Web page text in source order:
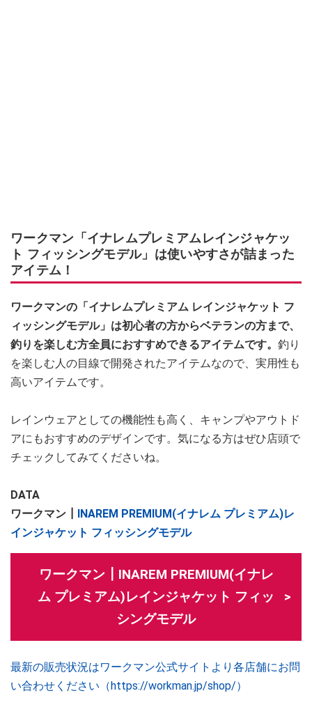
ワークマン「イナレムプレミアムレインジャケッ
ト フィッシングモデル」は使いやすさが詰まった
アイテム！
ワークマンの「イナレムプレミアム レインジャケット フ
ィッシングモデル」は初心者の方からベテランの方まで、
釣りを楽しむ方全員におすすめできるアイテムです。 釣り
を楽しむ人の目線で開発されたアイテムなので、実用性も
高いアイテムです。
レインウェアとしての機能性も高く、キャンプやアウトド
アにもおすすめのデザインです。気になる方はぜひ店頭で
チェックしてみてくださいね。
DATA
ワークマン┃ INAREM PREMIUM(イナレム プレミアム)レ
インジャケット フィッシングモデル
ワークマン┃INAREM PREMIUM(イナレ
ム プレミアム)レインジャケット フィッ
シングモデル
最新の販売状況はワークマン公式サイトより各店舗にお問
い合わせください（https://workman.jp/shop/）